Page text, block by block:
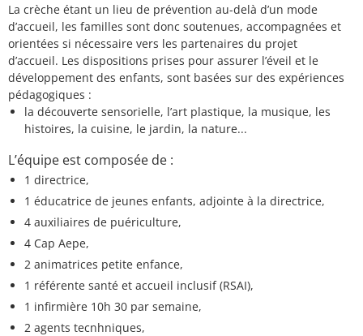
La crèche étant un lieu de prévention au-delà d’un mode
d’accueil, les familles sont donc soutenues, accompagnées et
orientées si nécessaire vers les partenaires du projet
d’accueil. Les dispositions prises pour assurer l’éveil et le
développement des enfants, sont basées sur des expériences
pédagogiques :
la découverte sensorielle, l’art plastique, la musique, les
histoires, la cuisine, le jardin, la nature...
L’équipe est composée de :
1 directrice,
1 éducatrice de jeunes enfants, adjointe à la directrice,
4 auxiliaires de puériculture,
4 Cap Aepe,
2 animatrices petite enfance,
1 référente santé et accueil inclusif (RSAI),
1 infirmière 10h 30 par semaine,
2 agents tecnhniques,